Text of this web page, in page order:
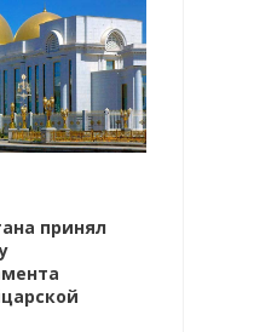
принял